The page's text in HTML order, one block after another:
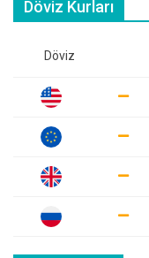
Döviz Kurları
Döviz